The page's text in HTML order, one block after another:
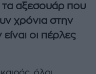
τα αξεσουάρ που
χρόνια στην
οι πέρλες